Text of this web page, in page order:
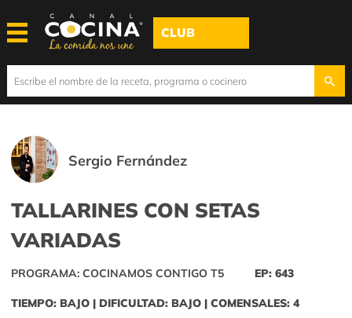
CLUB
Sergio Fernández
TALLARINES CON SETAS
VARIADAS
PROGRAMA: COCINAMOS CONTIGO T5 EP: 643
TIEMPO: BAJO | DIFICULTAD: BAJO | COMENSALES: 4